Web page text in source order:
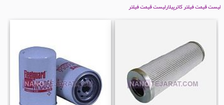
لیست قیمت فیلتر کاترپیلارلیست قیمت فیلتر